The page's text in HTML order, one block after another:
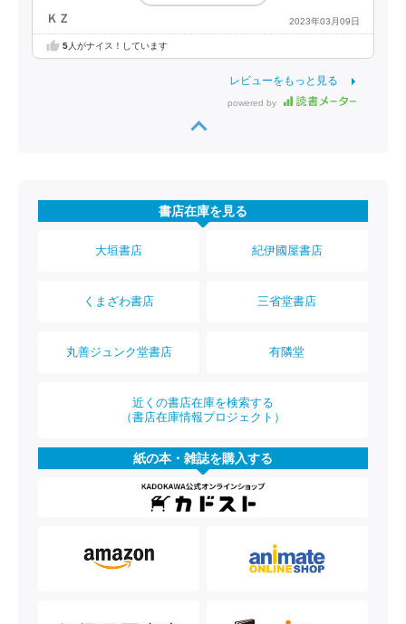
ＫＺ 2023年03月09日
5人がナイス！しています
レビューをもっと見る
powered by
書店在庫を見る
大垣書店 紀伊國屋書店
くまざわ書店 三省堂書店
丸善ジュンク堂書店 有隣堂
近くの書店在庫を検索する
（書店在庫情報プロジェクト）
紙の本・雑誌を購入する